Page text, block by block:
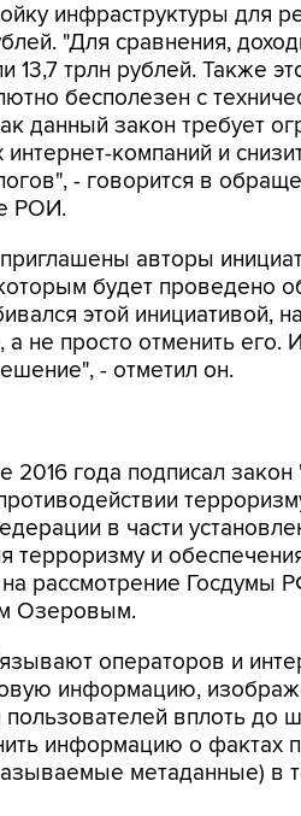
инфраструктуры для
"Для сравнения,
13,7 трлн рублей. Также
бесполезен с
данный закон требует
компаний и
- говорится в
РОИ.
авторы
будет проведено
этой инициативой,
не просто отменить его.
- отметил он.
года подписал
в части
терроризму и
рассмотрение Госдумы
Озеровым.
операторов и
информацию,
вплоть до
информацию о фактах
метаданные) в